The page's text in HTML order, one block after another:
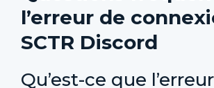
l’erreur de
SCTR Discord
Qu’est-ce que